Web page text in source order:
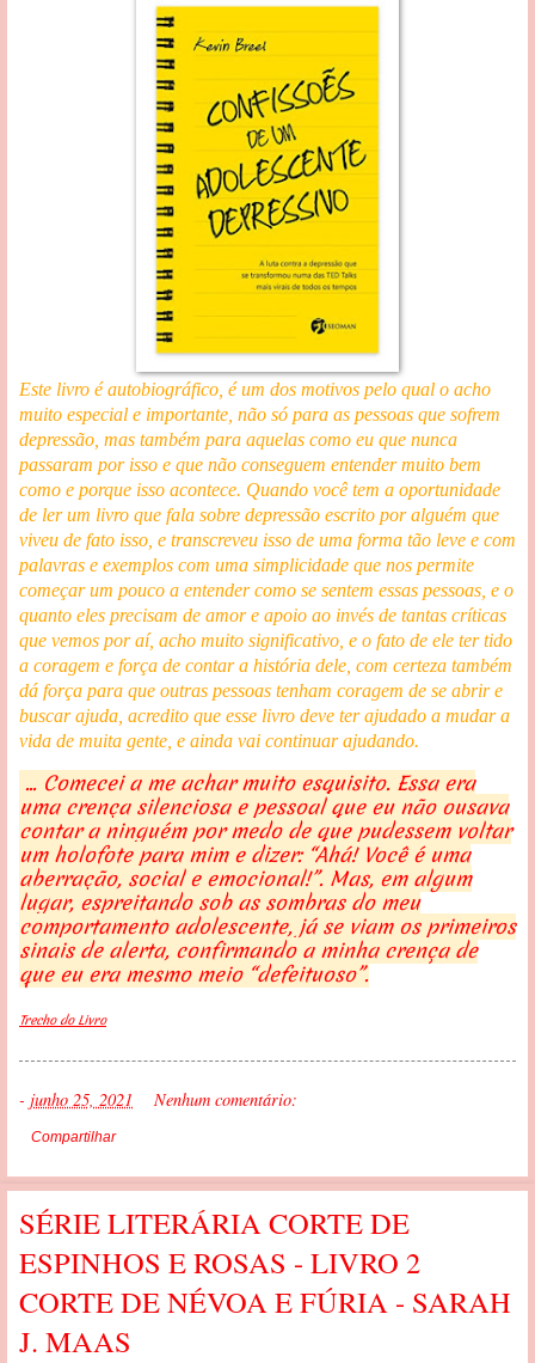
Este livro é autobiográfico, é um dos motivos pelo qual o acho
muito especial e importante, não só para as pessoas que sofrem
depressão, mas também para aquelas como eu que nunca
passaram por isso e que não conseguem entender muito bem
como e porque isso acontece. Quando você tem a oportunidade
de ler um livro que fala sobre depressão escrito por alguém que
viveu de fato isso, e transcreveu isso de uma forma tão leve e com
palavras e exemplos com uma simplicidade que nos permite
começar um pouco a entender como se sentem essas pessoas, e o
quanto eles precisam de amor e apoio ao invés de tantas críticas
que vemos por aí, acho muito significativo, e o fato de ele ter tido
a coragem e força de contar a história dele, com certeza também
dá força para que outras pessoas tenham coragem de se abrir e
buscar ajuda, acredito que esse livro deve ter ajudado a mudar a
vida de muita gente, e ainda vai continuar ajudando.
... Comecei a me achar muito esquisito. Essa era
uma crença silenciosa e pessoal que eu não ousava
contar a ninguém por medo de que pudessem voltar
um holofote para mim e dizer: “Ahá! Você é uma
aberração, social e emocional!”. Mas, em algum
lugar, espreitando sob as sombras do meu
comportamento adolescente, já se viam os primeiros
sinais de alerta, confirmando a minha crença de
que eu era mesmo meio “defeituoso”.
Trecho do Livro
- junho 25, 2021 Nenhum comentário:
Compartilhar
SÉRIE LITERÁRIA CORTE DE
ESPINHOS E ROSAS - LIVRO 2
CORTE DE NÉVOA E FÚRIA - SARAH
J. MAAS